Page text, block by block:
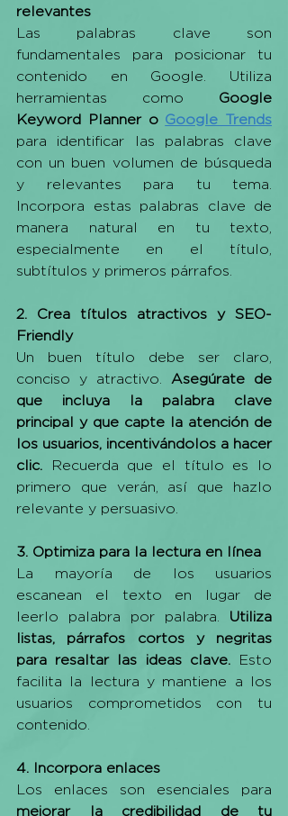
relevantes
Las palabras clave son
fundamentales para posicionar tu
contenido en Google. Utiliza
herramientas como Google
Keyword Planner o Google Trends
para identificar las palabras clave
con un buen volumen de búsqueda
y relevantes para tu tema.
Incorpora estas palabras clave de
manera natural en tu texto,
especialmente en el título,
subtítulos y primeros párrafos.
2. Crea títulos atractivos y SEO-
Friendly
Un buen título debe ser claro,
conciso y atractivo. Asegúrate de
que incluya la palabra clave
principal y que capte la atención de
los usuarios, incentivándolos a hacer
clic.
Recuerda que el título es lo
primero que verán, así que hazlo
relevante y persuasivo.
3. Optimiza para la lectura en línea
La mayoría de los usuarios
escanean el texto en lugar de
leerlo palabra por palabra. Utiliza
listas, párrafos cortos y negritas
para resaltar las ideas clave. Esto
facilita la lectura y mantiene a los
usuarios comprometidos con tu
contenido.
4. Incorpora enlaces
mejorar la credibilidad de tu